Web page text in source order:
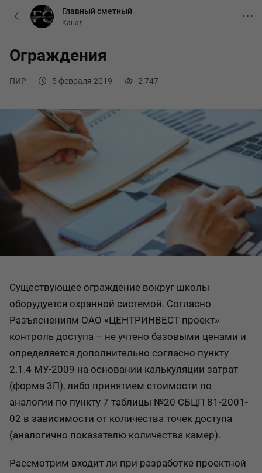
ПИР 5 февраля 2019 2 747
Ограждения
Существующее ограждение вокруг школы
оборудуется охранной системой. Согласно
Разъяснениям ОАО «ЦЕНТРИНВЕСТ проект»
контроль доступа – не учтено базовыми ценами и
определяется дополнительно согласно пункту
2.1.4 МУ-2009 на основании калькуляции затрат
(форма 3П), либо принятием стоимости по
аналогии по пункту 7 таблицы №20 СБЦП 81-2001-
02 в зависимости от количества точек доступа
(аналогично показателю количества камер).
Рассмотрим входит ли при разработке проектной
Главный сметный
Канал